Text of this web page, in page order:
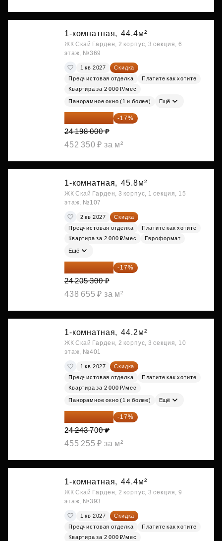
1-комнатная, 44.4м²
ЖК Скай Гарден, 2 корпус, 3 секция, 6
этаж, №369
1 кв 2027
Скидка
Предчистовая отделка
Платите как хотите
Квартира за 2 000 ₽/мес
Панорамное окно (1 и более) Ещё
20 084 340 ₽ -17%
24 198 000 ₽
452 350 ₽ за м²
1-комнатная, 45.8м²
ЖК Скай Гарден, 3 корпус, 1 секция, 15
этаж, №107
2 кв 2027
Скидка
Предчистовая отделка
Платите как хотите
Квартира за 2 000 ₽/мес
Евроформат
Ещё
20 090 399 ₽ -17%
24 205 300 ₽
438 655 ₽ за м²
1-комнатная, 44.2м²
ЖК Скай Гарден, 2 корпус, 3 секция, 10
этаж, №401
1 кв 2027
Скидка
Предчистовая отделка
Платите как хотите
Квартира за 2 000 ₽/мес
Панорамное окно (1 и более) Ещё
20 122 271 ₽ -17%
24 243 700 ₽
455 255 ₽ за м²
1-комнатная, 44.4м²
ЖК Скай Гарден, 2 корпус, 3 секция, 9
этаж, №393
1 кв 2027
Скидка
Предчистовая отделка
Платите как хотите
Квартира за 2 000 ₽/мес